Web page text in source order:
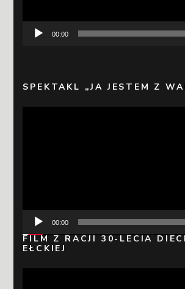
00:00
SPEKTAKL „JA JESTEM Z
00:00
FILM Z RACJI 30-LECIA
EŁCKIEJ